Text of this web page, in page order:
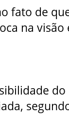
fato de
na